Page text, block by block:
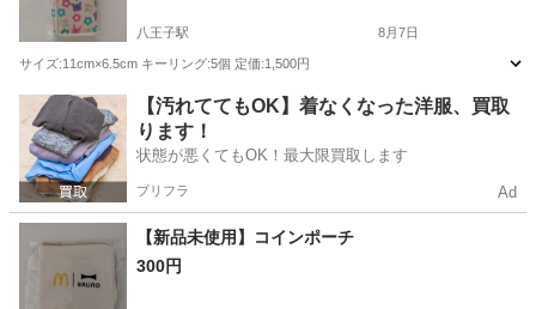
八王子駅 8月7日
サイズ:11cm×6.5cm キーリング:5個 定価:1,500円
東京 八王子市 八王子駅 小物 ケース
【汚れててもOK】着なくなった洋服、買取
ります！
状態が悪くてもOK！最大限買取します
プリフラ Ad
【新品未使用】コインポーチ
300円